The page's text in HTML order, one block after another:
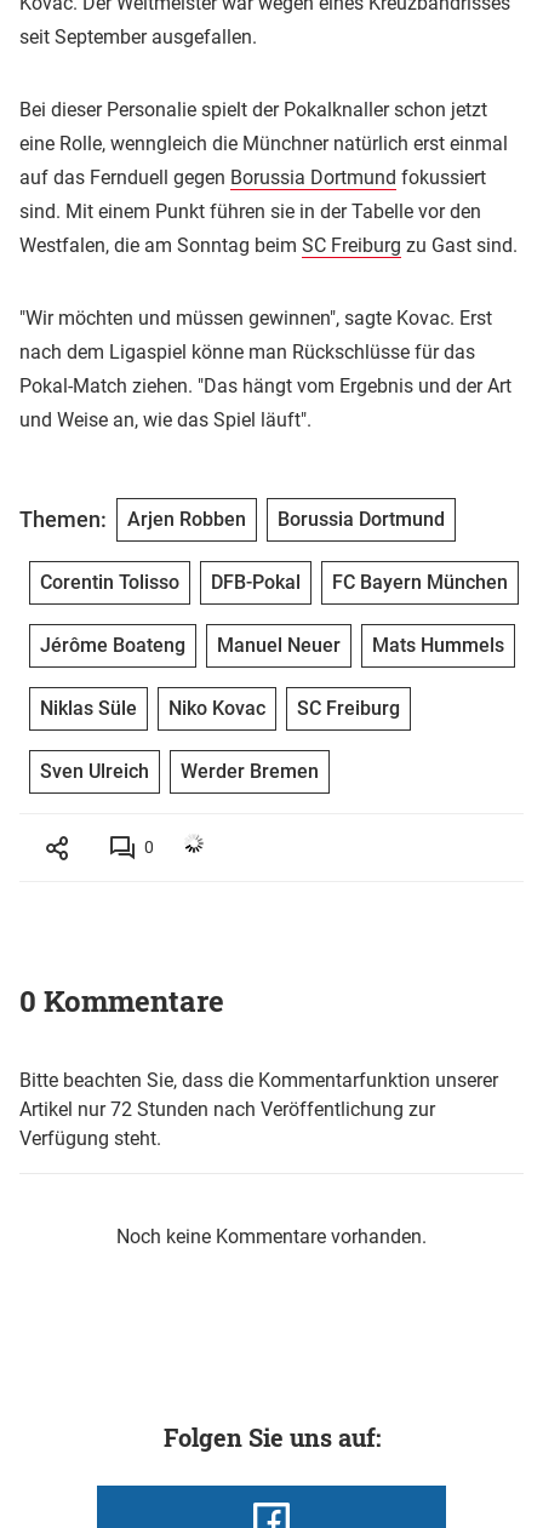
seit September ausgefallen.
Bei dieser Personalie spielt der Pokalknaller schon jetzt
eine Rolle, wenngleich die Münchner natürlich erst einmal
auf das Fernduell gegen Borussia Dortmund fokussiert
sind. Mit einem Punkt führen sie in der Tabelle vor den
Westfalen, die am Sonntag beim SC Freiburg zu Gast sind.
"Wir möchten und müssen gewinnen", sagte Kovac. Erst
nach dem Ligaspiel könne man Rückschlüsse für das
Pokal-Match ziehen. "Das hängt vom Ergebnis und der Art
und Weise an, wie das Spiel läuft".
Themen: Arjen Robben Borussia Dortmund
Corentin Tolisso DFB-Pokal FC Bayern München
Jérôme Boateng Manuel Neuer Mats Hummels
Niklas Süle Niko Kovac SC Freiburg
Sven Ulreich Werder Bremen
0
0 Kommentare
Bitte beachten Sie, dass die Kommentarfunktion unserer
Artikel nur 72 Stunden nach Veröffentlichung zur
Verfügung steht.
Noch keine Kommentare vorhanden.
Folgen Sie uns auf: